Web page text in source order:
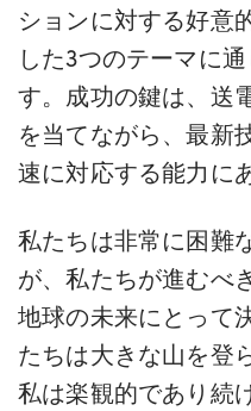
ションに対する好意
した3つのテーマに
す。成功の鍵は、送
を当てながら、最新
速に対応する能力に
私たちは非常に困難
が、私たちが進むべ
地球の未来にとって
たちは大きな山を登
私は楽観的であり続